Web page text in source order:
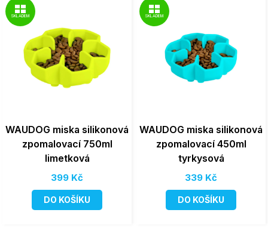
SKLADEM
WAUDOG miska silikonová
zpomalovací 750ml
limetková
399 Kč
DO KOŠÍKU
SKLADEM
WAUDOG miska silikonová
zpomalovací 450ml
tyrkysová
339 Kč
DO KOŠÍKU